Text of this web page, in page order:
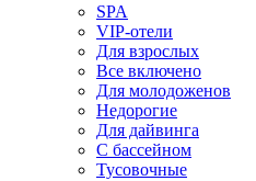
SPA
VIP-отели
Для взрослых
Все включено
Для молодоженов
Недорогие
Для дайвинга
С бассейном
Тусовочные